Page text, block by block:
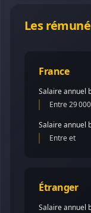
Les
France
Salaire annuel
Entre 29
Salaire annuel
Entre et
Étranger
Salaire annuel